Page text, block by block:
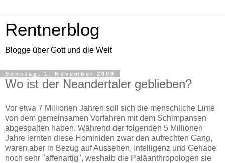
Rentnerblog
Blogge über Gott und die Welt
Sonntag, 1. November 2009
Wo ist der Neandertaler geblieben?
Vor etwa 7 Millionen Jahren soll sich die menschliche Linie
von dem gemeinsamen Vorfahren mit dem Schimpansen
abgespalten haben. Während der folgenden 5 Millionen
Jahre lernten diese Hominiden zwar den aufrechten Gang,
waren aber in Bezug auf Aussehen, Intelligenz und Gehabe
noch sehr "affenartig", weshalb die Paläanthropologen sie